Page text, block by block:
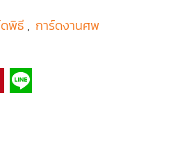
พิธี , การ์ดงานศพ